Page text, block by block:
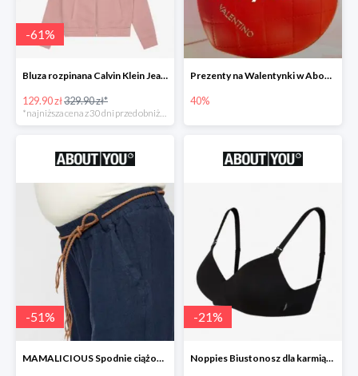
-61%
Bluza rozpinana Calvin Klein Jeans -61%
129.90 zł329.90 zł*
Prezenty na Walentynki w About You do -40%
40%
-51%
MAMALICIOUS Spodnie ciążowe -51%
-21%
Noppies Biustonosz dla karmiących -21%